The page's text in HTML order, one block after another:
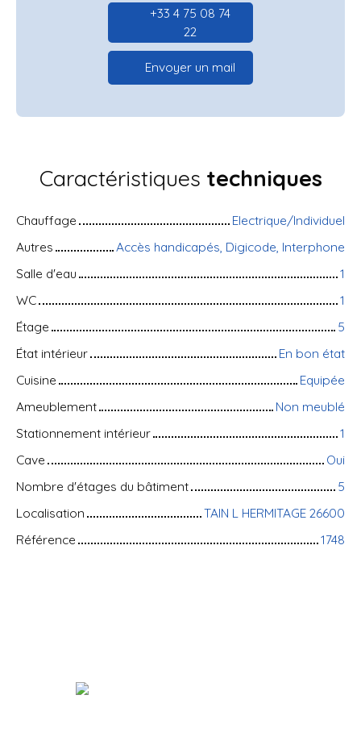
+33 4 75 08 74
22
Envoyer un mail
Caractéristiques techniques
Chauffage
Electrique/Individuel
Autres
Accès handicapés, Digicode, Interphone
Salle d'eau
1
WC
1
Étage
5
État intérieur
En bon état
Cuisine
Equipée
Ameublement
Non meublé
Stationnement intérieur
1
Cave
Oui
Nombre d'étages du bâtiment
5
Localisation
TAIN L HERMITAGE 26600
Référence
1748